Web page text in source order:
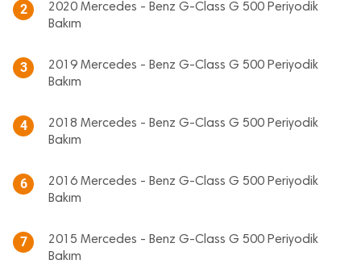
2
2020 Mercedes - Benz G-Class G 500 Periyodik
Bakım
3
2019 Mercedes - Benz G-Class G 500 Periyodik
Bakım
4
2018 Mercedes - Benz G-Class G 500 Periyodik
Bakım
6
2016 Mercedes - Benz G-Class G 500 Periyodik
Bakım
7
2015 Mercedes - Benz G-Class G 500 Periyodik
Bakım